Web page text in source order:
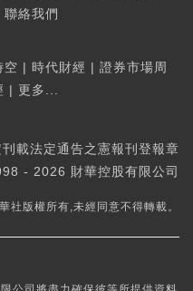
聯絡我們
空 | 時代財經 | 證券市場周
| 更多...
載法定通告之憲報刊登報章
- 2026 財華控股有限公司
社版權所有,未經同意不得轉載。